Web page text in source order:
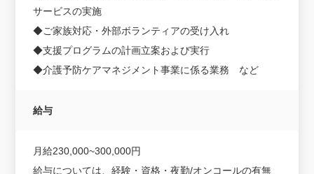
サービスの実施
◆ご家族対応・外部ボランティアの受け入れ
◆支援プログラムの計画立案および実行
◆介護予防ケアマネジメント事業に係る業務 など
給与
月給230,000~300,000円
給与については、経験・資格・夜勤/オンコールの有無